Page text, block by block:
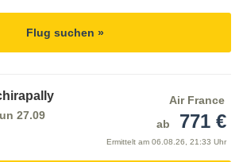
Flug suchen »
27.09
Air France
ab
771 €
Ermittelt am 06.08.26, 21:33 Uhr